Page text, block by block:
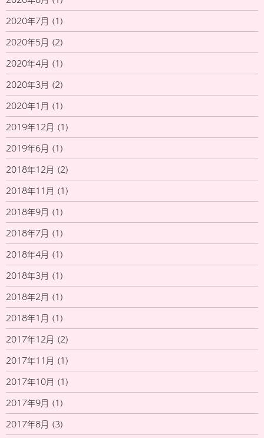
2020年7月 (1)
2020年5月 (2)
2020年4月 (1)
2020年3月 (2)
2020年1月 (1)
2019年12月 (1)
2019年6月 (1)
2018年12月 (2)
2018年11月 (1)
2018年9月 (1)
2018年7月 (1)
2018年4月 (1)
2018年3月 (1)
2018年2月 (1)
2018年1月 (1)
2017年12月 (2)
2017年11月 (1)
2017年10月 (1)
2017年9月 (1)
2017年8月 (3)